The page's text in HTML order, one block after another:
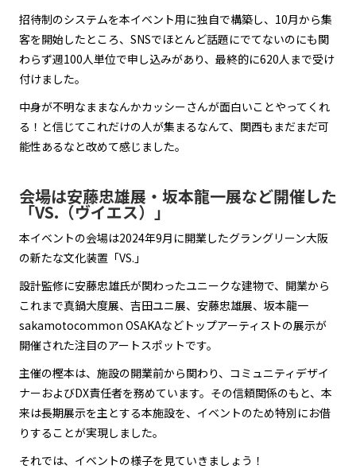
招待制のシステムを本イベント用に独自で構築し、10月から集
客を開始したところ、SNSでほとんど話題にでてないのにも関
わらず週100人単位で申し込みがあり、最終的に620人まで受け
付けました。
中身が不明なままなんかカッシーさんが面白いことやってくれ
る！と信じてこれだけの人が集まるなんて、関西もまだまだ可
能性あるなと改めて感じました。
会場は安藤忠雄展・坂本龍一展など開催した
「VS.（ヴイエス）」
本イベントの会場は2024年9月に開業したグラングリーン大阪
の新たな文化装置「VS.」
設計監修に安藤忠雄氏が関わったユニークな建物で、開業から
これまで真鍋大度展、吉田ユニ展、安藤忠雄展、坂本龍一
sakamotocommon OSAKAなどトップアーティストの展示が
開催された注目のアートスポットです。
主催の樫本は、施設の開業前から関わり、コミュニティデザイ
ナーおよびDX責任者を務めています。その信頼関係のもと、本
来は長期展示を主とする本施設を、イベントのため特別にお借
りすることが実現しました。
それでは、イベントの様子を見ていきましょう！